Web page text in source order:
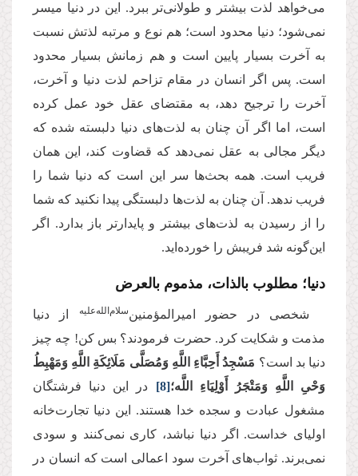
می‌خواهد لذت بیشتر و طولانی‌تر ببرد. این در دنیا میسر
نمی‌شود؛ دنیا محدود است؛ هم نوع و مرتبه لذتش نسبت
به آخرت بسیار پایین است و هم زمانش بسیار محدود
است. پس اگر انسان در مقام تزاحم لذت دنیا و آخرت،
آخرت را ترجیح دهد، به مقتضای عقل خود عمل کرده
است، اما اگر آن چنان به لذت‌های دنیا دلبسته شده که
دیگر مجالی به عقل نمی‌دهد که قضاوت کند، این همان
فریب است. همه بحث‌ها سر این است که دنیا شما را
فریب ندهد. آن چنان به لذت‌ها دلبستگی پیدا نکنید که شما
را از رسیدن به لذت‌های بیشتر و پایدارتر باز بدارد. اگر
این‌گونه شد فریبش را خورده‌اید.
دنیا؛ مطلوب بالذات، مذموم بالعرض
شخصی در حضور امیرالمؤمنین‌سلام‌الله‌علیه
از دنیا
مذمت و شکایت کرد. حضرت فرمودند؟ بس کن! چه چیز
دنیا بد است؟ مَسْجِدُ أَحِبَّاءِ اللَّهِ‏ وَمُصَلَّى مَلَائِكَةِ اللَّهِ وَمَهْبِطُ
وَحْیِ اللَّهِ وَمَتْجَرُ أَوْلِیَاءِ اللَّه؛[8] در این دنیا فرشتگان
مشغول عبادت و سجده خدا هستند. این دنیا تجارت‌خانه
اولیای خداست. اگر دنیا نباشد، کاری نمی‌کنند و سودی
نمی‌برند. ثواب‌های آخرت سود اعمالی است که انسان در